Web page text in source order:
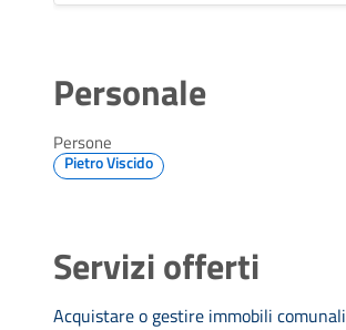
Personale
Persone
Pietro Viscido
Servizi offerti
Acquistare o gestire immobili comunali